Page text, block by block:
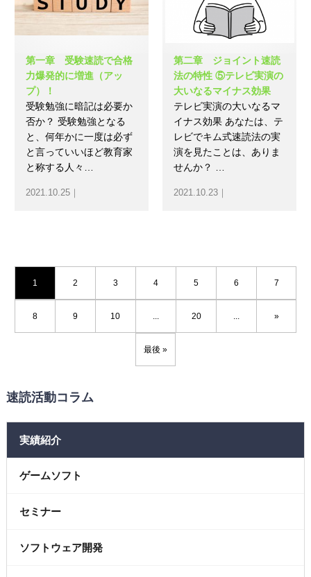
第一章 受験速読で合格
力爆発的に増進（アッ
プ）！
受験勉強に暗記は必要か
否か？ 受験勉強となる
と、何年かに一度は必ず
と言っていいほど教育家
と称する人々…
2021.10.25｜
第二章 ジョイント速読
法の特性 ⑤テレビ実演の
大いなるマイナス効果
テレビ実演の大いなるマ
イナス効果 あなたは、テ
レビでキム式速読法の実
演を見たことは、ありま
せんか？ …
2021.10.23｜
1 2 3 4 5 6 7
8 9 10 ... 20 ... »
最後 »
速読活動コラム
実績紹介
ゲームソフト
セミナー
ソフトウェア開発